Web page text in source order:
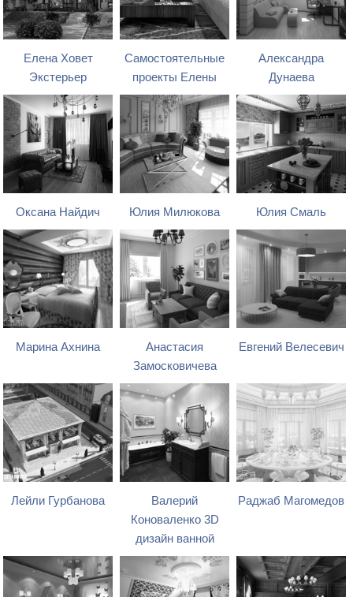
Елена Ховет
Экстерьер
Самостоятельные
проекты Елены
Александра
Дунаева
Оксана Найдич Юлия Милюкова Юлия Смаль
Марина Ахнина
Анастасия
Замосковичева
Евгений Велесевич
Лейли Гурбанова
Валерий
Коноваленко 3D
дизайн ванной
Раджаб Магомедов